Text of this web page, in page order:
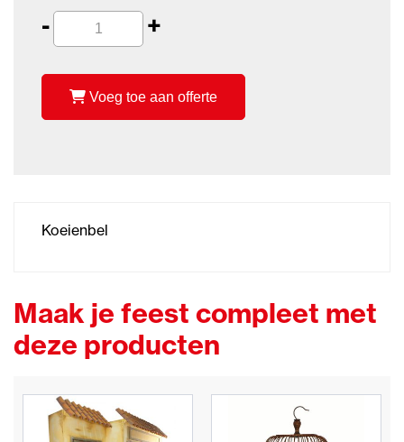
- +
Voeg toe aan offerte
Koeienbel
Maak je feest compleet met
deze producten